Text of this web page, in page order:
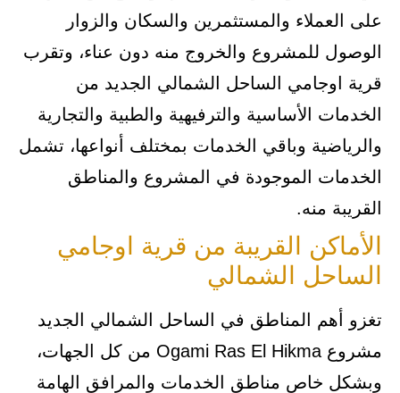
على العملاء والمستثمرين والسكان والزوار
الوصول للمشروع والخروج منه دون عناء، وتقرب
قرية اوجامي الساحل الشمالي الجديد من
الخدمات الأساسية والترفيهية والطبية والتجارية
والرياضية وباقي الخدمات بمختلف أنواعها، تشمل
الخدمات الموجودة في المشروع والمناطق
القريبة منه.
الأماكن القريبة من قرية اوجامي
الساحل الشمالي
تغزو أهم المناطق في الساحل الشمالي الجديد
مشروع Ogami Ras El Hikma من كل الجهات،
وبشكل خاص مناطق الخدمات والمرافق الهامة